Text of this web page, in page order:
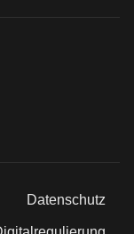
Datenschutz